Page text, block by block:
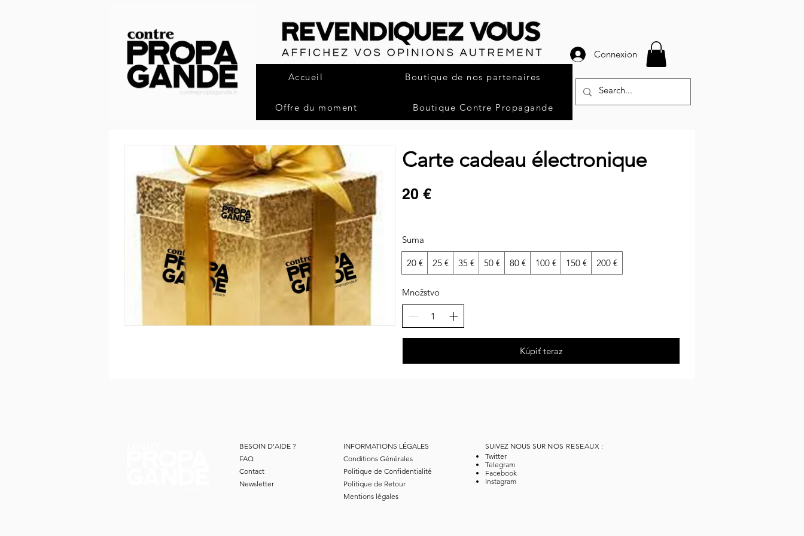
Accueil Boutique de nos partenaires
Offre du moment Boutique Contre Propagande
Connexion
Carte cadeau électronique
20 €
Suma
20 € 25 € 35 € 50 € 80 € 100 € 150 € 200 €
Množstvo
Kúpiť teraz
BESOIN D'AIDE ?
FAQ
Contact
Newsletter
INFORMATIONS LÉGALES
Conditions Générales
Politique de Confidentialité
Politique de Retour
Mentions légales
SUIVEZ NOUS SUR NOS RESEAUX :
Twitter
Telegram
Facebook
Instagram